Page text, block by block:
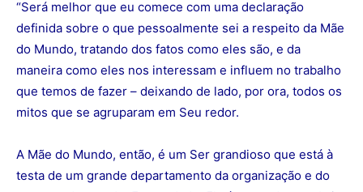
“Será melhor que eu comece com uma declaração
definida sobre o que pessoalmente sei a respeito da Mãe
do Mundo, tratando dos fatos como eles são, e da
maneira como eles nos interessam e influem no trabalho
que temos de fazer – deixando de lado, por ora, todos os
mitos que se agruparam em Seu redor.
A Mãe do Mundo, então, é um Ser grandioso que está à
testa de um grande departamento da organização e do